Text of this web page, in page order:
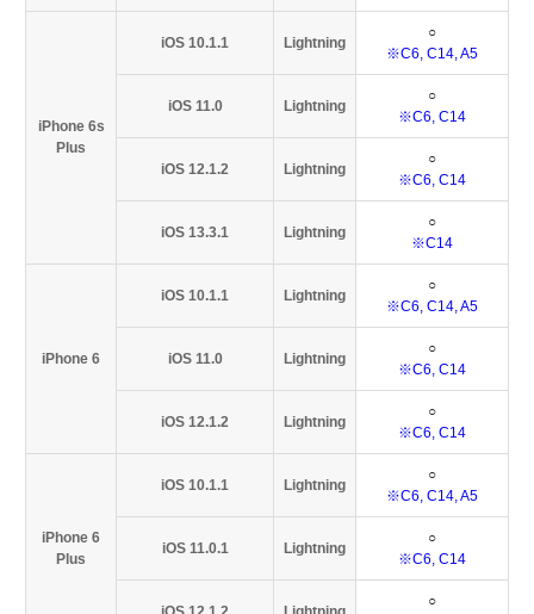
iPhone 6s
Plus
iOS 10.1.1 Lightning
○
※C6, C14, A5
iOS 11.0 Lightning
○
※C6, C14
iOS 12.1.2 Lightning
○
※C6, C14
iOS 13.3.1 Lightning
○
※C14
iPhone 6
iOS 10.1.1 Lightning
○
※C6, C14, A5
iOS 11.0 Lightning
○
※C6, C14
iOS 12.1.2 Lightning
○
※C6, C14
iPhone 6
Plus
iOS 10.1.1 Lightning
○
※C6, C14, A5
iOS 11.0.1 Lightning
○
※C6, C14
○